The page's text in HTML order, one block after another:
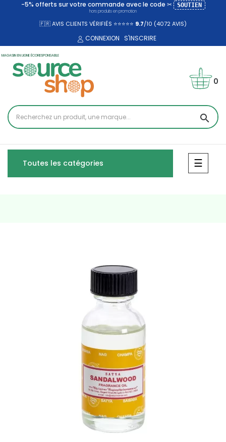
-5% offerts sur votre commande avec le code ✂ SOUTIEN
hors produits en promotion
🇫🇷 AVIS CLIENTS VÉRIFIÉS ⭐⭐⭐⭐⭐ 9.7/10 (4072AVIS)
CONNEXION S'INSCRIRE
MAGASIN EN LIGNE ÉCORESPONSABLE
search
0
Toutes les catégories ☰